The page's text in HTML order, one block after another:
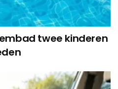
twee kinderen